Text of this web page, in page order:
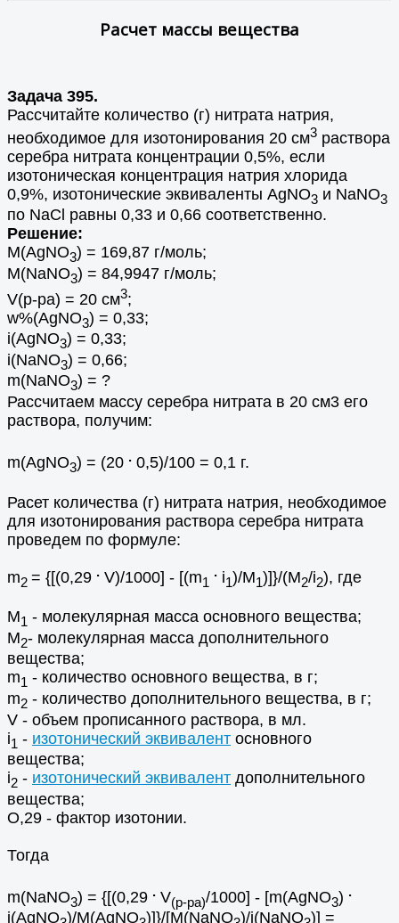
Расчет массы вещества
Задача 395.
Рассчитайте количество (г) нитрата натрия,
необходимое для изотонирования 20 см3 раствора
серебра нитрата концентрации 0,5%, если
изотоническая концентрация натрия хлорида
0,9%, изотонические эквиваленты AgNO3 и NaNO3
по NaCl равны 0,33 и 0,66 соответственно.
Решение:
М(AgNO3) = 169,87 г/моль;
М(NaNO3) = 84,9947 г/моль;
V(p-pa) = 20 см3;
w%(AgNO3) = 0,33;
i(AgNO3) = 0,33;
i(NaNO3) = 0,66;
m(NaNO3) = ?
Рассчитаем массу серебра нитрата в 20 см3 его
раствора, получим:
m(AgNO3) = (20 . 0,5)/100 = 0,1 г.
Расет количества (г) нитрата натрия, необходимое
для изотонирования раствора серебра нитрата
проведем по формуле:
m2 = {[(0,29 . V)/1000] - [(m1
. i1)/M1)]}/(M2/i2), где
M1 - молекулярная масса основного вещества;
M2- молекулярная масса дополнительного
вещества;
m1 - количество основного вещества, в г;
m2 - количество дополнительного вещества, в г;
V - объем прописанного раствора, в мл.
i1 - изотонический эквивалент основного
вещества;
i2 - изотонический эквивалент дополнительного
вещества;
О,29 - фактор изотонии.
Тогда
m(NaNO3) = {[(0,29 . V(p-pa)/1000] - [m(AgNO3) .
i(AgNO )/М(AgNO )]}/[М(NaNO )/i(NaNO )] =